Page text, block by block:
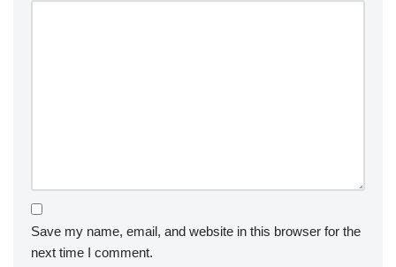
Save my name, email, and website in this browser for the
next time I comment.